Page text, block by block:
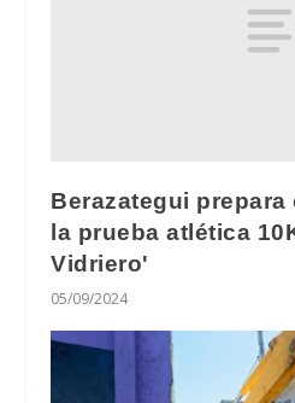
Berazategui
la prueba atlética
Vidriero'
05/09/2024